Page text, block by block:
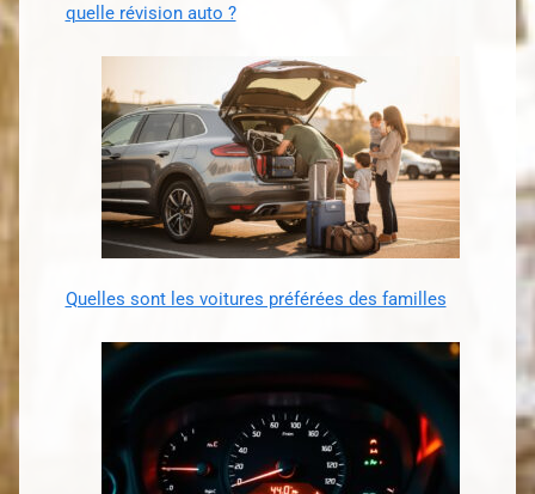
quelle révision auto ?
Quelles sont les voitures préférées des familles